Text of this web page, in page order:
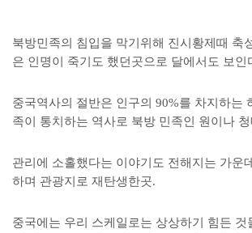
북방민족의 침입을 막기위해 진시황제때 축
은 인명이 죽기도 했던곳으로 달에서도 보인
중국역사의 절반은 인구의 90%를 차지하는
족이 통치하는 역사로 북방 민족인 원이나
관리에 소홀했다는 이야기도 전해지는 가운
하며 관광지로 재탄생한곳.
중국에는 우리 스케일로는 상상하기 힘든 것